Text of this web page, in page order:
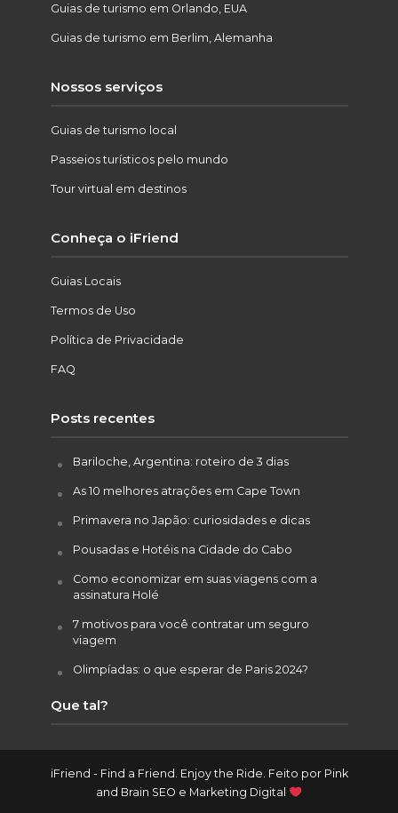
Guias de turismo em Orlando, EUA
Guias de turismo em Berlim, Alemanha
Nossos serviços
Guias de turismo local
Passeios turísticos pelo mundo
Tour virtual em destinos
Conheça o iFriend
Guias Locais
Termos de Uso
Política de Privacidade
FAQ
Posts recentes
Bariloche, Argentina: roteiro de 3 dias
As 10 melhores atrações em Cape Town
Primavera no Japão: curiosidades e dicas
Pousadas e Hotéis na Cidade do Cabo
Como economizar em suas viagens com a
assinatura Holé
7 motivos para você contratar um seguro
viagem
Olimpíadas: o que esperar de Paris 2024?
Que tal?
iFriend - Find a Friend. Enjoy the Ride. Feito por Pink
and Brain SEO e Marketing Digital